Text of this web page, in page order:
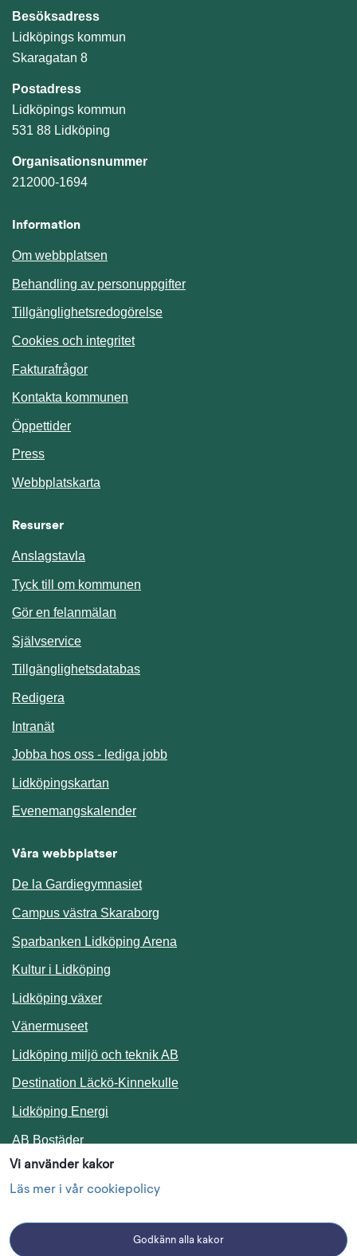
Vi använder kakor
Läs mer i vår cookiepolicy
Godkänn alla kakor
Besöksadress
Lidköpings kommun
Skaragatan 8
Postadress
Lidköpings kommun
531 88 Lidköping
Organisationsnummer
212000-1694
Information
Om webbplatsen
Behandling av personuppgifter
Tillgänglighetsredogörelse
Cookies och integritet
Fakturafrågor
Kontakta kommunen
Öppettider
Press
Webbplatskarta
Resurser
Anslagstavla
Tyck till om kommunen
Gör en felanmälan
SjälvserviceLänk till annan webbplats.
TillgänglighetsdatabasLänk till annan webbplats.
Redigera
IntranätLänk till annan webbplats.
Jobba hos oss - lediga jobb
Lidköpingskartan
EvenemangskalenderLänk till annan webbplats.
Våra webbplatser
De la Gardiegymnasiet
Campus västra Skaraborg
Sparbanken Lidköping Arena
Kultur i Lidköping
Lidköping växer
Vänermuseet
Lidköping miljö och teknik AB
Destination Läckö-KinnekulleLänk till annan webbplats.
Lidköping Energi
AB BostäderLänk till annan webbplats.
Följ oss i sociala medier
Linkedin